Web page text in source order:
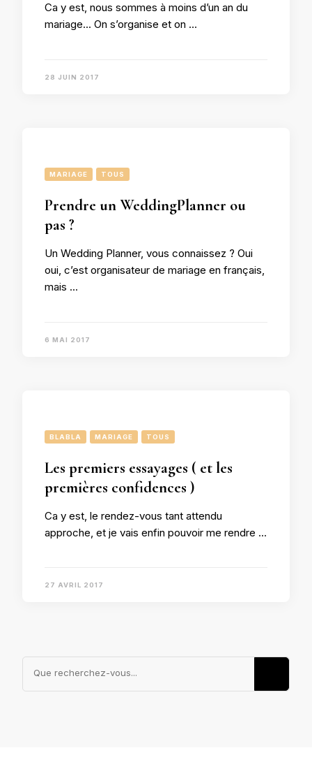
Ca y est, nous sommes à moins d’un an du
mariage… On s’organise et on …
28 JUIN 2017
MARIAGE TOUS
Prendre un WeddingPlanner ou
pas ?
Un Wedding Planner, vous connaissez ? Oui
oui, c’est organisateur de mariage en français,
mais …
6 MAI 2017
BLABLA MARIAGE TOUS
Les premiers essayages ( et les
premières confidences )
Ca y est, le rendez-vous tant attendu
approche, et je vais enfin pouvoir me rendre …
27 AVRIL 2017